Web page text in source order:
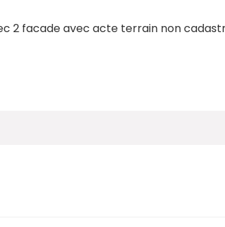
2 facade avec acte terrain non